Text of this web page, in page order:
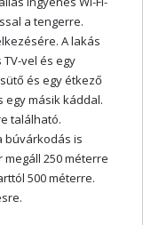
a tengerre.
A lakás
vel és egy
és egy étkező
egy másik káddal.
található.
búvárkodás is
250 méterre
500 méterre.